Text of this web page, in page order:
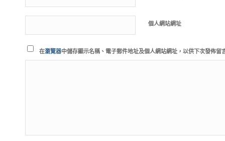
個人網站網址
在瀏覽器中儲存顯示名稱、電子郵件地址及個人網站網址，以供下次發佈留